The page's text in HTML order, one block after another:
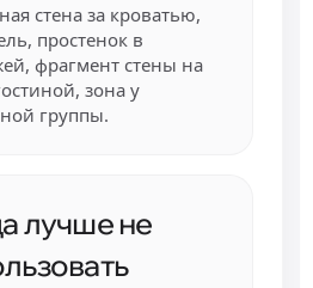
стена за кроватью,
простенок в
фрагмент стены на
зона у
группы.
лучше не